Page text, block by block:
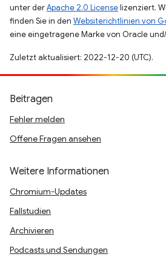
unter derApache 2.0 Licenselizenziert.
finden Sie in den Websiterichtlinien von
eine eingetragene Marke von Oracle
Zuletzt aktualisiert: 2022-12-20 (UTC).
Beitragen
Fehler melden
Offene Fragen ansehen
Weitere Informationen
Chromium-Updates
Fallstudien
Archivieren
Podcasts und Sendungen